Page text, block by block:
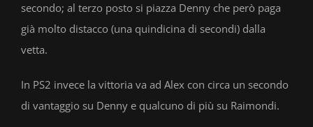
secondo; al terzo posto si piazza Denny che però paga
già molto distacco (una quindicina di secondi) dalla
vetta.
In PS2 invece la vittoria va ad Alex con circa un secondo
di vantaggio su Denny e qualcuno di più su Raimondi.